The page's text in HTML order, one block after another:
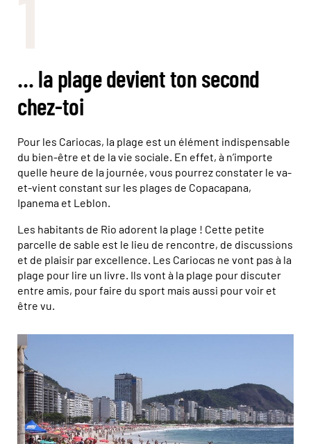
… la plage devient ton second
chez-toi
Pour les Cariocas, la plage est un élément indispensable
du bien-être et de la vie sociale. En effet, à n’importe
quelle heure de la journée, vous pourrez constater le va-
et-vient constant sur les plages de Copacapana,
Ipanema et Leblon.
Les habitants de Rio adorent la plage ! Cette petite
parcelle de sable est le lieu de rencontre, de discussions
et de plaisir par excellence. Les Cariocas ne vont pas à la
plage pour lire un livre. Ils vont à la plage pour discuter
entre amis, pour faire du sport mais aussi pour voir et
être vu.